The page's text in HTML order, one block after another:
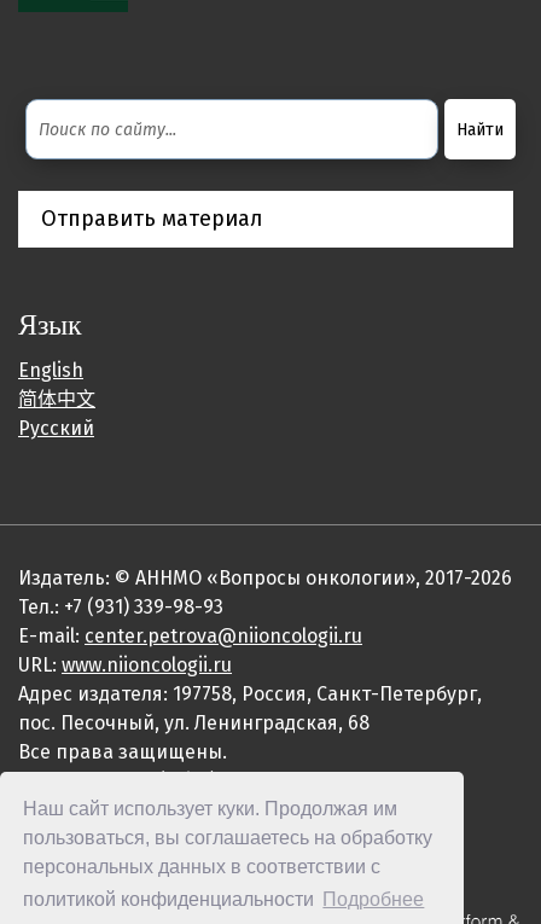
Наш сайт использует куки. Продолжая им
пользоваться, вы соглашаетесь на обработку
персональных данных в соответствии с
политикой конфиденциальности
Подробнее
Отправить материал
Язык
English
简体中文
Русский
Издатель: © АННМО «Вопросы онкологии», 2017-2026
Тел.: +7 (931) 339-98-93
E-mail: center.petrova@niioncologii.ru
URL: www.niioncologii.ru
Адрес издателя: 197758, Россия, Санкт-Петербург,
пос. Песочный, ул. Ленинградская, 68
Все права защищены.
ISSN 2949-4915 (Online)